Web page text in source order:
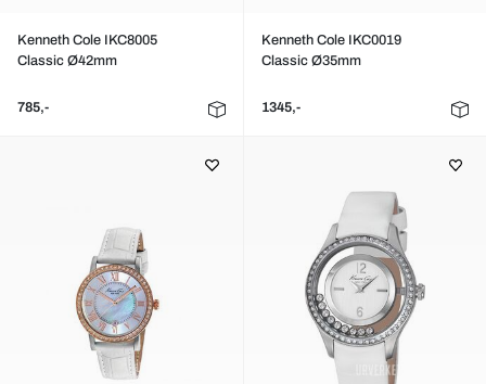
Kenneth Cole IKC8005
Classic Ø42mm
785,-
Kenneth Cole IKC0019
Classic Ø35mm
1345,-